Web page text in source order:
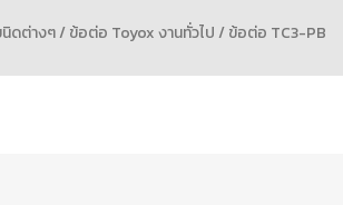
ดต่างๆ/ข้อต่อ Toyox งานทั่วไป/ ข้อต่อ TC3-PB